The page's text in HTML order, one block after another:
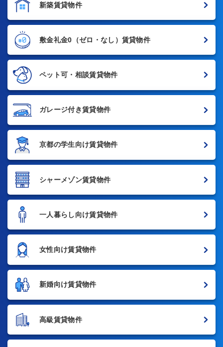
新築賃貸物件
敷金礼金0 （ゼロ・なし）賃貸物件
ペット可・相談賃貸物件
ガレージ付き賃貸物件
京都の学生向け賃貸物件
シャーメゾン賃貸物件
一人暮らし向け賃貸物件
女性向け賃貸物件
新婚向け賃貸物件
高級賃貸物件